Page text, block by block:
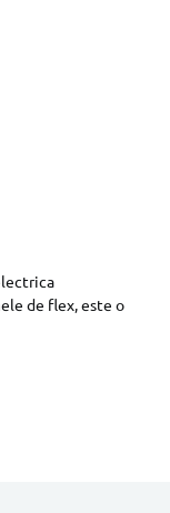
de flex, este o